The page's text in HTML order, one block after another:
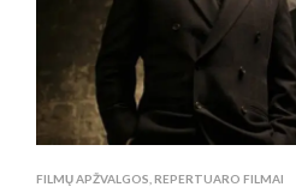
FILMŲ APŽVALGOS REPERTUARO FILMAI